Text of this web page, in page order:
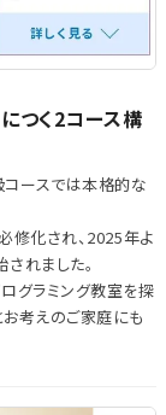
つく2コース構
コースでは本格的な
修化され、2025年よ
れました。
グラミング教室を探
お考えのご家庭にも